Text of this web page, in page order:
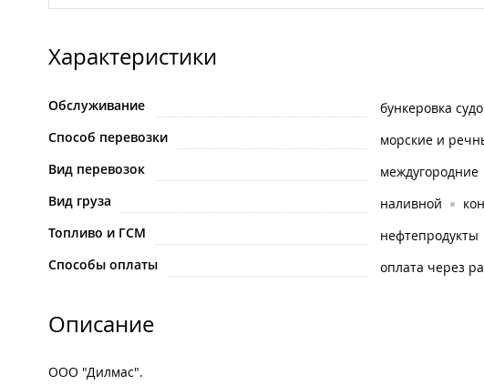
Характеристики
Обслуживание бункеровка
Способ перевозки
морские и
Вид перевозок
междугородние
Вид груза
наливной
Топливо и ГСМ
нефтепродукты
Способы оплаты
оплата через
Описание
ООО "Дилмас".